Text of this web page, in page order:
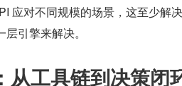
应对不同规模的场景，这至少解
引擎来解决。
从工具链到决策闭